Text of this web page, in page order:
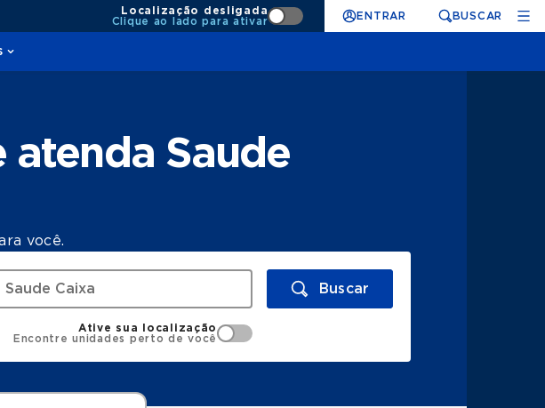
Localização desligada
Clique ao lado para ativar
ENTRAR BUSCAR
atenda Saude
você.
Buscar
Ative sua localização
Encontre unidades perto de você